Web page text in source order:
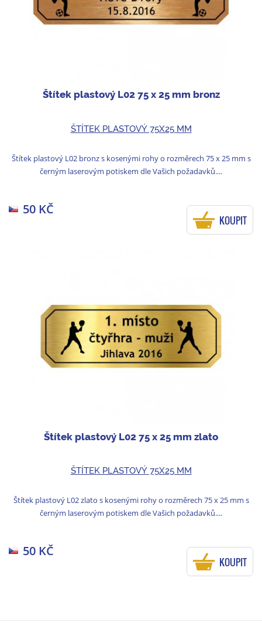
Štítek plastový L02 75 x 25 mm bronz
ŠTÍTEK PLASTOVÝ 75X25 MM
Štítek plastový L02 bronz s kosenými rohy o rozměrech 75 x 25 mm s
černým laserovým potiskem dle Vašich požadavků....
50 KČ
KOUPIT
Štítek plastový L02 75 x 25 mm zlato
ŠTÍTEK PLASTOVÝ 75X25 MM
Štítek plastový L02 zlato s kosenými rohy o rozměrech 75 x 25 mm s
černým laserovým potiskem dle Vašich požadavků....
50 KČ
KOUPIT